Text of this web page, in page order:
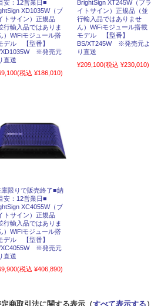
安：12営業日■
XD1035W（ブ
トサイン）正規品
行輸入品ではありま
）WiFiモジュール搭
デル 【型番】
XD1035W ※発売元
直送
(税込 ¥186,010)
BrightSign XT245W（ブラ
イトサイン）正規品（並
行輸入品ではありませ
ん）WiFiモジュール搭載
モデル 【型番】
BS/XT245W ※発売元よ
り直送
¥209,100(税込 ¥230,010)
限りで販売終了■納
安：12営業日■
XC4055W（ブ
トサイン）正規品
行輸入品ではありま
）WiFiモジュール搭
デル 【型番】
XC4055W ※発売元
直送
(税込 ¥406,890)
商取引法に関する表示（すべて表示する ）